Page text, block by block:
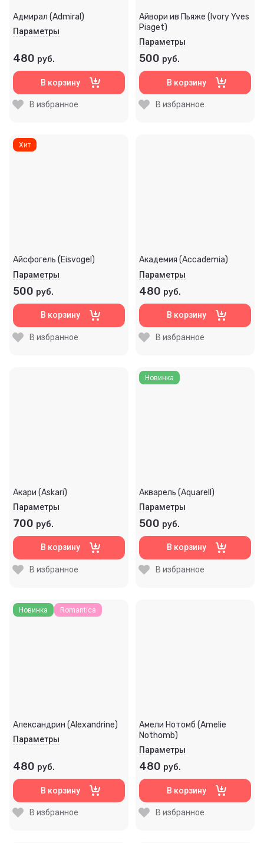
Адмирал (Admiral)
Параметры
480 руб.
В корзину
В избранное
Айвори ив Пьяже (Ivory Yves
Piaget)
Параметры
500 руб.
В корзину
В избранное
Хит
Айсфогель (Eisvogel)
Параметры
500 руб.
В корзину
В избранное
Академия (Accademia)
Параметры
480 руб.
В корзину
В избранное
Акари (Askari)
Параметры
700 руб.
В корзину
В избранное
Новинка
Акварель (Aquarell)
Параметры
500 руб.
В корзину
В избранное
Новинка Romantica
Александрин (Alexandrine)
Параметры
480 руб.
В корзину
В избранное
Амели Нотомб (Amelie
Nothomb)
Параметры
480 руб.
В корзину
В избранное